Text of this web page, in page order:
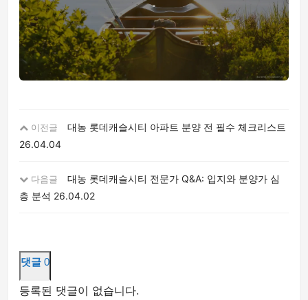
이전글
대농 롯데캐슬시티 아파트 분양 전 필수 체크리스트
26.04.04
다음글
대농 롯데캐슬시티 전문가 Q&A: 입지와 분양가 심
층 분석 26.04.02
댓글 0
등록된 댓글이 없습니다.